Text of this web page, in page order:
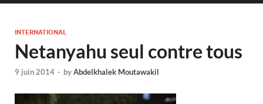
INTERNATIONAL
Netanyahu seul contre tous
9 juin 2014 - byAbdelkhalek Moutawakil